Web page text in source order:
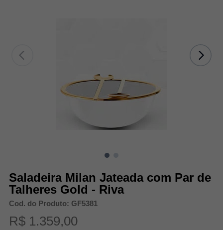
Saladeira Milan Jateada com Par de
Talheres Gold - Riva
Cod. do Produto: GF5381
R$ 1.359,00